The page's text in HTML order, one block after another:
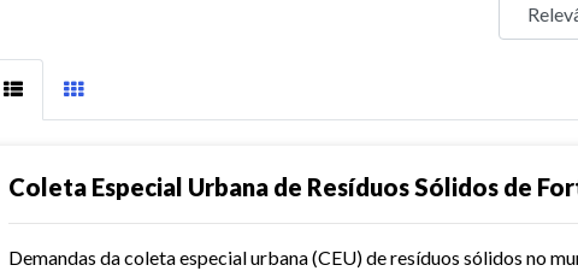
Coleta Especial Urbana de Resíduos Sólidos de
Demandas da coleta especial urbana (CEU) de resíduos sólidos no